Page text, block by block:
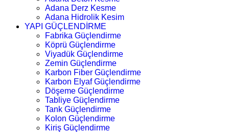
Adana Derz Kesme
Adana Hidrolik Kesim
YAPI GÜÇLENDİRME
Fabrika Güçlendirme
Köprü Güçlendirme
Viyadük Güçlendirme
Zemin Güçlendirme
Karbon Fiber Güçlendirme
Karbon Elyaf Güçlendirme
Döşeme Güçlendirme
Tabliye Güçlendirme
Tank Güçlendirme
Kolon Güçlendirme
Kiriş Güçlendirme